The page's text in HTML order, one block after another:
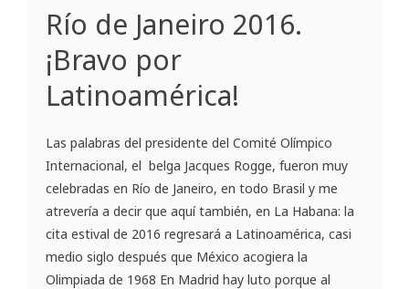
Río de Janeiro 2016.
¡Bravo por
Latinoamérica!
Las palabras del presidente del Comité Olímpico
Internacional, el belga Jacques Rogge, fueron muy
celebradas en Río de Janeiro, en todo Brasil y me
atrevería a decir que aquí también, en La Habana: la
cita estival de 2016 regresará a Latinoamérica, casi
medio siglo después que México acogiera la
Olimpiada de 1968 En Madrid hay luto porque al